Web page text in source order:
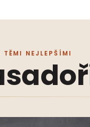
TĚMI NEJLEPŠÍMI